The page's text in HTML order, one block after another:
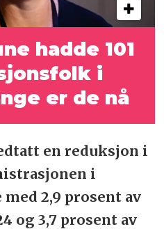
hadde 101
i
er de nå
en reduksjon i
i
2,9 prosent av
og 3,7 prosent av